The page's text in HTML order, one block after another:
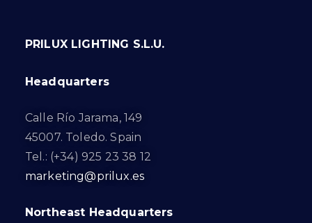
PRILUX LIGHTING S.L.U.
Headquarters
Calle Río Jarama, 149
45007. Toledo. Spain
Tel.: (+34) 925 23 38 12
marketing@prilux.es
Northeast Headquarters